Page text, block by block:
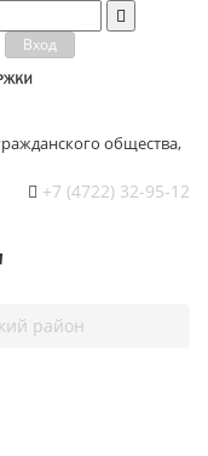
Вход
общества,
+7 (4722) 32-95-12
район